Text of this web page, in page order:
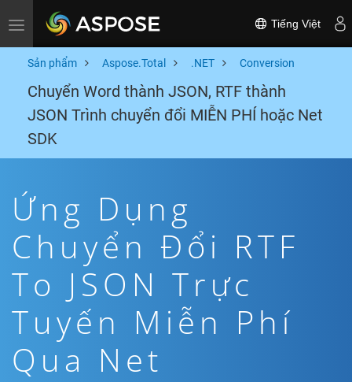
Toggle navigation Tiếng Việt
Sản phẩm Aspose.Total .NET Conversion
Chuyển Word thành JSON, RTF thành
JSON Trình chuyển đổi MIỄN PHÍ hoặc Net
SDK
Ứng Dụng
Chuyển Đổi RTF
To JSON Trực
Tuyến Miễn Phí
Qua Net